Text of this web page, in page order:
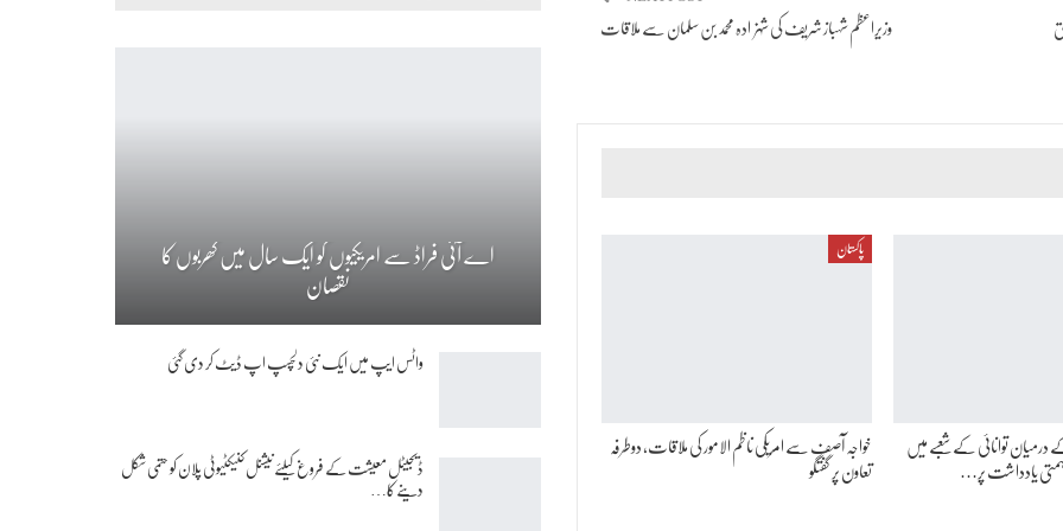
وزیراعظم شہباز شریف کی شہزادہ محمد بن سلمان سے ملاقات
درمیان توانائی کے شعبے میں
یادداشت پر…
پاکستان
خواجہ آصف سے امریکی ناظم الامور کی ملاقات، دوطرفہ
تعاون پر گفتگو
اے آئی فراڈ سے امریکیوں کو ایک سال میں کھربوں کا
نقصان
واٹس ایپ میں ایک نئی دلچسپ اپ ڈیٹ کر دی گئی
ڈیجیٹل معیشت کے فروغ کیلئے نیشنل کنیکٹیوٹی پلان کو حتمی شکل
دینے کا…